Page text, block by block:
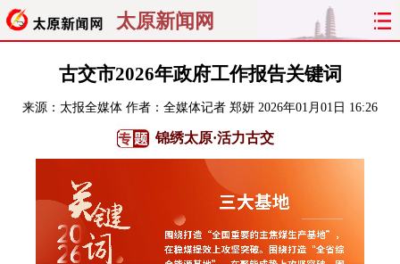
太原新闻网
首页 聚焦 太原 山西
经济 关注 文明 出行
纵横 曝光 综合 专题
旅游 政务
看天下 晋月读 最太原 网罗民生
古交市2026年政府工作报告关键词
来源： 太报全媒体 作者：全媒体记者 郑妍 2026年01月01日 16:26
锦绣太原·活力古交